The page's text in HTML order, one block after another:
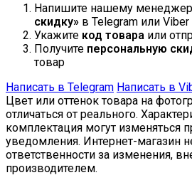
Напишите нашему
скидку» в Telegram или Viber
Укажите код товара или
Получите персональную
товар
Написать в Telegram Написать в
Цвет или оттенок товара на
отличаться от реального.
комплектация могут изменяться
уведомления. Интернет-магазин
ответственности за изменения,
производителем.